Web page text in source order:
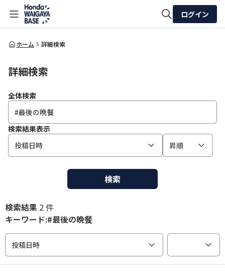
全体検索
ログイン
ホーム 詳細検索
詳細検索
全体検索
検索結果表示
投稿日時
昇順
検索
検索結果 2 件
キーワード:#最後の晩餐
投稿日時